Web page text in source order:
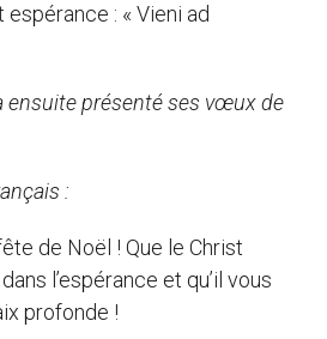
: « Vieni ad
ensuite présenté ses vœux de
:
de Noël ! Que le Christ
l’espérance et qu’il vous
profonde !